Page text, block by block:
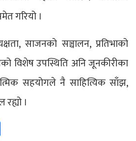
गरियो ।
साजनको सञ्चालन, प्रतिभाको
विशेष उपस्थिति अनि जूनकीरीका
सहयोगले नै साहित्यिक साँझ,
।